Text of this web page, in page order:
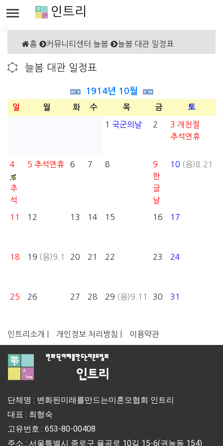
인트리
홈 커뮤니티센터 늘봄 늘봄 대관 일정표
늘봄 대관 일정표
1914년 10월
일 월 화 수 목 금 토
1 국군의날 2 3 개천절
추석연휴
4
추
석
5 추석연휴 6 7 8
9
한
글
날
10 (음)8.21
11 12 13 14 15 16 17
18 19 (음)9.1 20 21 22 23 24
25 26 27 28 29 (음)9.11 30 31
인트리소개 | 개인정보 처리방침 | 이용약관
단체명 : 변화된미래를만드는미혼모협회 인트리
대표 : 최형숙
고유번호 : 653-80-00408
주소 : 서울특별시 종로구 율곡로 10길 15-6(권농동 154)